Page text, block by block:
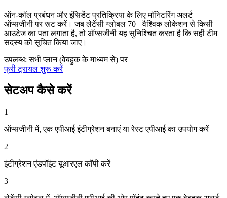
ऑन-कॉल प्रबंधन और इंसिडेंट प्रतिक्रिया के लिए मॉनिटरिंग अलर्ट
ऑप्सजीनी पर रूट करें। जब लेटेंसी ग्लोबल 70+ वैश्विक लोकेशन से किसी
आउटेज का पता लगाता है, तो ऑप्सजीनी यह सुनिश्चित करता है कि सही टीम
सदस्य को सूचित किया जाए।
उपलब्ध: सभी प्लान (वेबहुक के माध्यम से) पर
फ्री ट्रायल शुरू करें
सेटअप कैसे करें
1
ऑप्सजीनी में, एक एपीआई इंटीग्रेशन बनाएं या रेस्ट एपीआई का उपयोग करें
2
इंटीग्रेशन एंडपॉइंट यूआरएल कॉपी करें
3